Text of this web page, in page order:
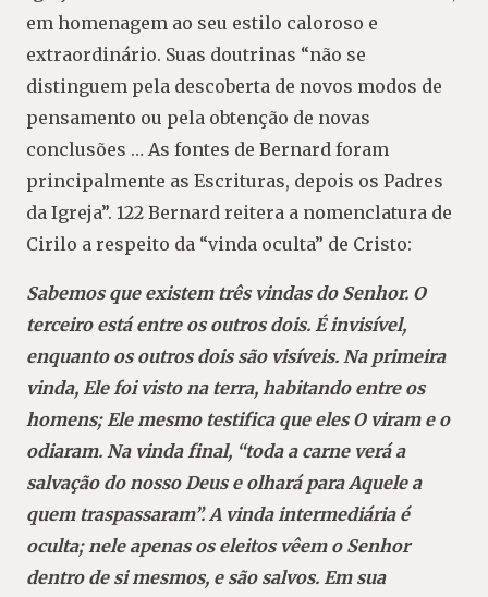
em homenagem ao seu estilo caloroso e
extraordinário. Suas doutrinas “não se
distinguem pela descoberta de novos modos de
pensamento ou pela obtenção de novas
conclusões … As fontes de Bernard foram
principalmente as Escrituras, depois os Padres
da Igreja”. 122 Bernard reitera a nomenclatura de
Cirilo a respeito da “vinda oculta” de Cristo:
Sabemos que existem três vindas do Senhor. O
terceiro está entre os outros dois. É invisível,
enquanto os outros dois são visíveis. Na primeira
vinda, Ele foi visto na terra, habitando entre os
homens; Ele mesmo testifica que eles O viram e o
odiaram. Na vinda final, “toda a carne verá a
salvação do nosso Deus e olhará para Aquele a
quem traspassaram”. A vinda intermediária é
oculta; nele apenas os eleitos vêem o Senhor
dentro de si mesmos, e são salvos. Em sua